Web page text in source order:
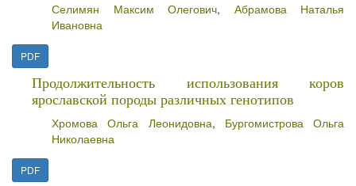
Селимян Максим Олегович, Абрамова Наталья
Ивановна
PDF
Продолжительность использования коров
ярославской породы различных генотипов
Хромова Ольга Леонидовна, Бургомистрова Ольга
Николаевна
PDF